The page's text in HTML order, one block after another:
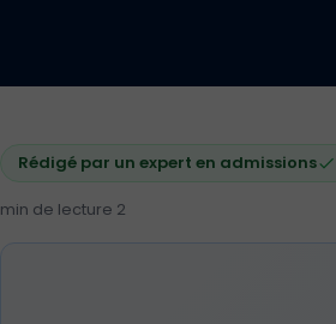
Rédigé par un expert en admissions